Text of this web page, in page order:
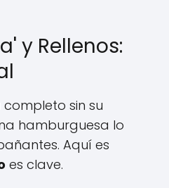
y Rellenos:
sin su
hamburguesa lo
Aquí es
es clave.